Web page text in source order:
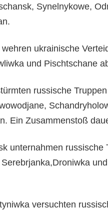
Synelnykowe,
ukrainische
und Pischtschane
russische
Ein Zusammenstoß
unternahmen russische
versuchten